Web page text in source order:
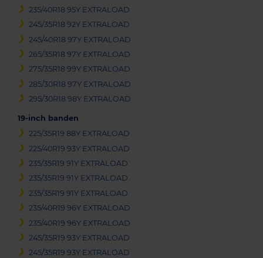
235/40R18 95Y EXTRALOAD
245/35R18 92Y EXTRALOAD
245/40R18 97Y EXTRALOAD
265/35R18 97Y EXTRALOAD
275/35R18 99Y EXTRALOAD
285/30R18 97Y EXTRALOAD
295/30R18 98Y EXTRALOAD
19-inch banden
225/35R19 88Y EXTRALOAD
225/40R19 93Y EXTRALOAD
235/35R19 91Y EXTRALOAD
235/35R19 91Y EXTRALOAD
235/35R19 91Y EXTRALOAD
235/40R19 96Y EXTRALOAD
235/40R19 96Y EXTRALOAD
245/35R19 93Y EXTRALOAD
245/35R19 93Y EXTRALOAD